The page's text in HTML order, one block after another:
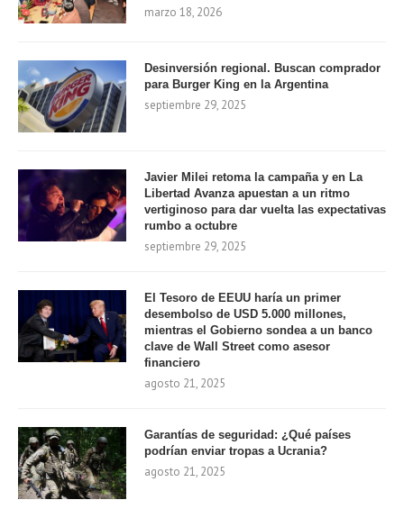
marzo 18, 2026
Desinversión regional. Buscan comprador
para Burger King en la Argentina
septiembre 29, 2025
Javier Milei retoma la campaña y en La
Libertad Avanza apuestan a un ritmo
vertiginoso para dar vuelta las expectativas
rumbo a octubre
septiembre 29, 2025
El Tesoro de EEUU haría un primer
desembolso de USD 5.000 millones,
mientras el Gobierno sondea a un banco
clave de Wall Street como asesor
financiero
agosto 21, 2025
Garantías de seguridad: ¿Qué países
podrían enviar tropas a Ucrania?
agosto 21, 2025